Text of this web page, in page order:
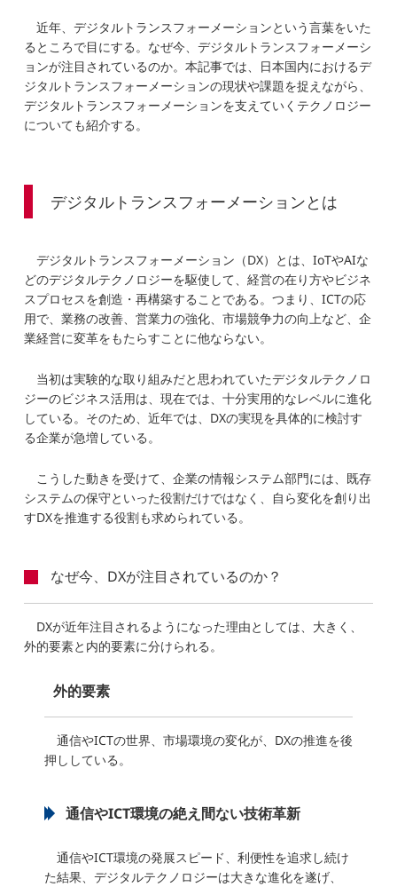
近年、デジタルトランスフォーメーションという言葉をいた
るところで目にする。なぜ今、デジタルトランスフォーメーシ
ョンが注目されているのか。本記事では、日本国内におけるデ
ジタルトランスフォーメーションの現状や課題を捉えながら、
デジタルトランスフォーメーションを支えていくテクノロジー
についても紹介する。
デジタルトランスフォーメーションとは
デジタルトランスフォーメーション（DX）とは、IoTやAIな
どのデジタルテクノロジーを駆使して、経営の在り方やビジネ
スプロセスを創造・再構築することである。つまり、ICTの応
用で、業務の改善、営業力の強化、市場競争力の向上など、企
業経営に変革をもたらすことに他ならない。
当初は実験的な取り組みだと思われていたデジタルテクノロ
ジーのビジネス活用は、現在では、十分実用的なレベルに進化
している。そのため、近年では、DXの実現を具体的に検討す
る企業が急増している。
こうした動きを受けて、企業の情報システム部門には、既存
システムの保守といった役割だけではなく、自ら変化を創り出
すDXを推進する役割も求められている。
なぜ今、DXが注目されているのか？
DXが近年注目されるようになった理由としては、大きく、
外的要素と内的要素に分けられる。
外的要素
通信やICTの世界、市場環境の変化が、DXの推進を後
押ししている。
通信やICT環境の絶え間ない技術革新
通信やICT環境の発展スピード、利便性を追求し続け
た結果、デジタルテクノロジーは大きな進化を遂げ、